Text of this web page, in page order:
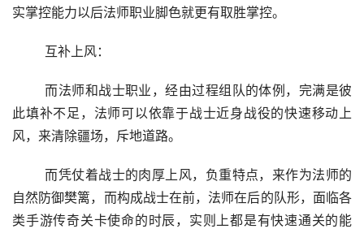
实掌控能力以后法师职业脚色就更有取胜掌控。
	互补上风：
	而法师和战士职业，经由过程组队的体例，完满是彼
此填补不足，法师可以依靠于战士近身战役的快速移动上
风，来清除疆场，斥地道路。
	而凭仗着战士的肉厚上风，负重特点，来作为法师的
自然防御樊篱，而构成战士在前，法师在后的队形，面临各
类手游传奇关卡使命的时辰，实则上都是有快速通关的能